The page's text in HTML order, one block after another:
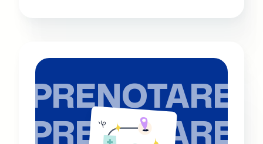
PRENOTARE
PRENOTARE